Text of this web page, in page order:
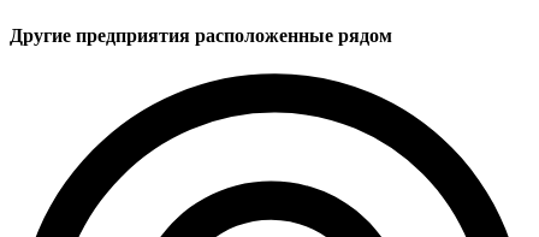
Другие предприятия расположенные рядом